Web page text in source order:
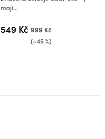
549 Kč 999 Kč
(–45 %)
mají...